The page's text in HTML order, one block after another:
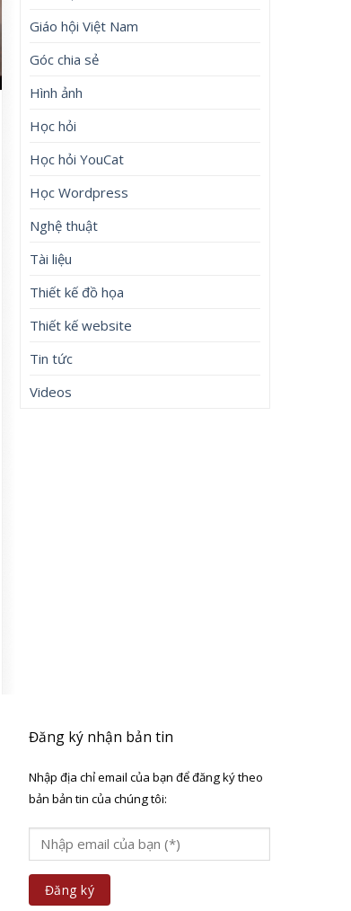
Giáo hội Việt Nam
Góc chia sẻ
Hình ảnh
Học hỏi
Học hỏi YouCat
Học Wordpress
Nghệ thuật
Tài liệu
Thiết kế đồ họa
Thiết kế website
Tin tức
Videos
Đăng ký nhận bản tin
Nhập địa chỉ email của bạn để đăng ký theo
bản bản tin của chúng tôi: